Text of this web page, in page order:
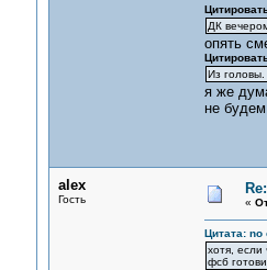
ДК
опять
Из головы.
я же
не
alex
Гость «
Цитата: no
хотя, если
фсб